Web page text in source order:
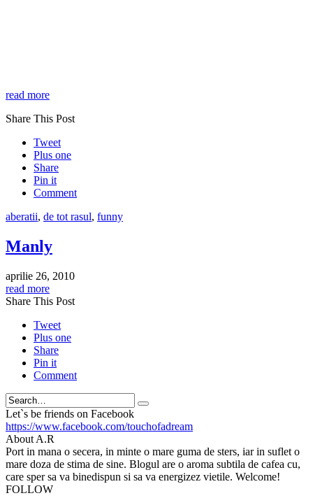
read more
Share This Post
Tweet
Plus one
Share
Pin it
Comment
aberatii, de tot rasul, funny
Manly
aprilie 26, 2010
read more
Share This Post
Tweet
Plus one
Share
Pin it
Comment
Search
Let`s be friends on Facebook
https://www.facebook.com/touchofadream
About A.R
Port in mana o secera, in minte o mare guma de sters, iar in suflet o
mare doza de stima de sine. Blogul are o aroma subtila de cafea cu,
care sper sa va binedispun si sa va energizez vietile. Welcome!
FOLLOW